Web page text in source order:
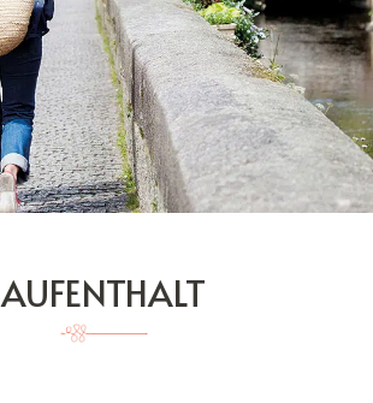
AUFENTHALT